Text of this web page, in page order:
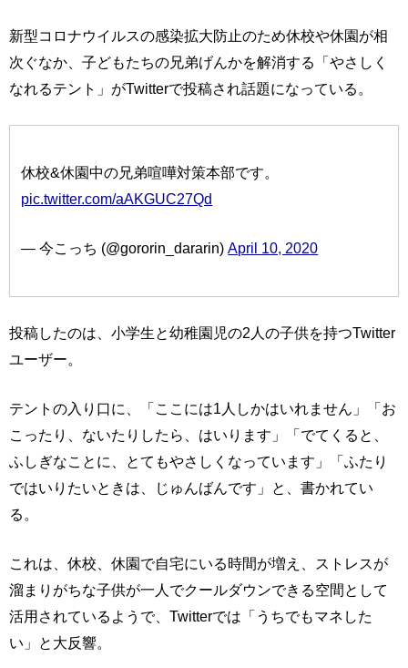
新型コロナウイルスの感染拡大防止のため休校や休園が相
次ぐなか、子どもたちの兄弟げんかを解消する「やさしく
なれるテント」がTwitterで投稿され話題になっている。
休校&休園中の兄弟喧嘩対策本部です。
pic.twitter.com/aAKGUC27Qd
— 今こっち (@gororin_dararin)April 10, 2020
投稿したのは、小学生と幼稚園児の2人の子供を持つTwitter
ユーザー。
テントの入り口に、「ここには1人しかはいれません」「お
こったり、ないたりしたら、はいります」「でてくると、
ふしぎなことに、とてもやさしくなっています」「ふたり
ではいりたいときは、じゅんばんです」と、書かれてい
る。
これは、休校、休園で自宅にいる時間が増え、ストレスが
溜まりがちな子供が一人でクールダウンできる空間として
活用されているようで、Twitterでは「うちでもマネした
い」と大反響。